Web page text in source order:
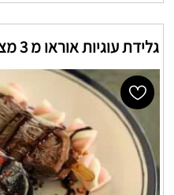
גלידת עוגיות אוראו מ 3 מצרכים